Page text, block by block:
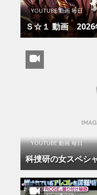
YOUTUBE 動画 毎日
Ｓ☆１ 動画 2026
YOUTUBE 動画 毎日
科捜研の女スペシ